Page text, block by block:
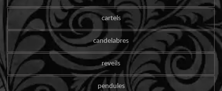
cartels
candelabres
reveils
pendules